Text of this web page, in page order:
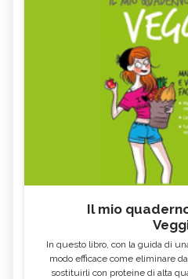
Il mio
In questo libro, con la guida di
modo efficace come eliminare
sostituirli con proteine di alta